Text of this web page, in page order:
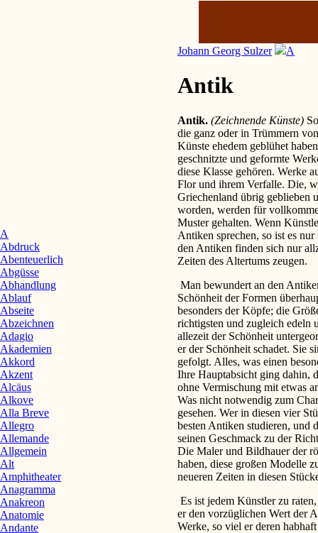
Johann Georg Sulzer A
Antik
Antik. (Zeichnende Künste)
die ganz oder in Trümmern
Künste ehedem geblühet
geschnitzte und geformte
diese Klasse gehören. Werke
Flor und ihrem Verfalle. Die,
Griechenland übrig geblieben
worden, werden für
Muster gehalten. Wenn
Antiken sprechen, so ist es
den Antiken finden sich nur
Zeiten des Altertums zeugen.
Man bewundert an den
Schönheit der Formen
besonders der Köpfe; die
richtigsten und zugleich edeln
allezeit der Schönheit
er der Schönheit schadet. Sie
gefolgt. Alles, was einen
Ihre Hauptabsicht ging dahin,
ohne Vermischung mit etwas
Was nicht notwendig zum
gesehen. Wer in diesen vier
besten Antiken studieren, und
seinen Geschmack zu der
Die Maler und Bildhauer der
haben, diese großen Modelle
neueren Zeiten in diesen
Es ist jedem Künstler zu
er den vorzüglichen Wert der
Werke, so viel er deren
A
Abdruck
Abenteuerlich
Abgüsse
Abhandlung
Ablauf
Abseite
Abzeichnen
Adagio
Akademien
Akkord
Akzent
Alcäus
Alkove
Alla Breve
Allegro
Allemande
Allgemein
Alt
Amphitheater
Anagramma
Anakreon
Anatomie
Andante